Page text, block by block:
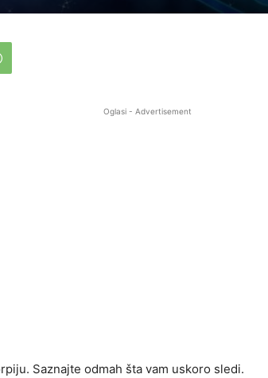
Oglasi - Advertisement
Saznajte odmah šta vam uskoro sledi.